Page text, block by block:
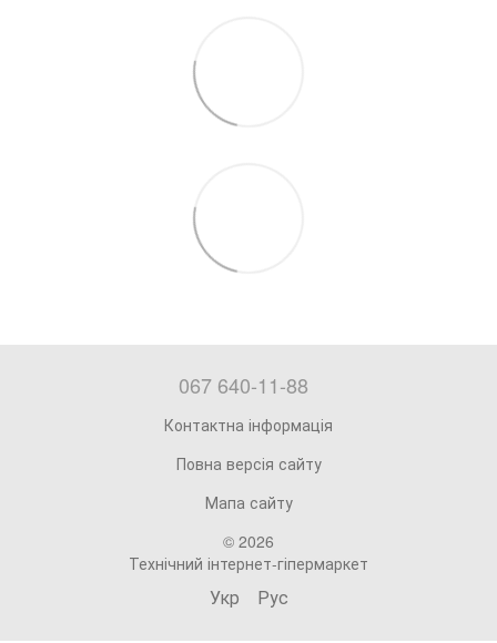
067 640-11-88
Контактна інформація
Повна версія сайту
Мапа сайту
© 2026
Технічний інтернет-гіпермаркет
Укр Рус